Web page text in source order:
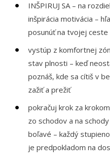
INŠPIRUJ SA – na
inšpirácia motivácia –
posunúť na tvojej ceste
vystúp z komfortnej
stav plnosti – keď
poznáš, kde sa cítiš v
zažiť a prežiť
pokračuj krok za
zo schodov a na
boľavé – každý
je predpokladom na